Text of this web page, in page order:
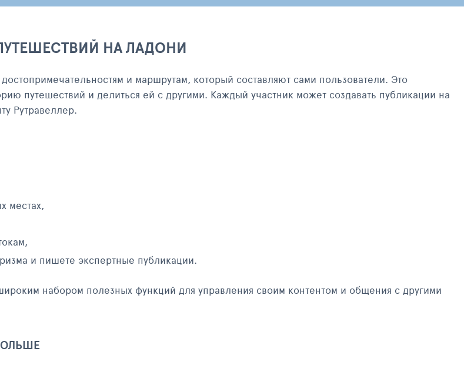
НА ЛАДОНИ
и маршрутам, который составляют сами пользователи. Это
путешествий и делиться ей с другими. Каждый участник может создавать публикации на
Рутравеллер.
местах,
и пишете экспертные публикации.
набором полезных функций для управления своим контентом и общения с другими